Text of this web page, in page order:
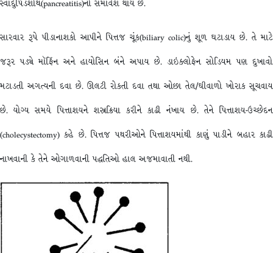
સ્વાદુપિંડશોથ(pancreatitis)નો સમાવેશ થાય છે.
સારવાર રૂપે પીડાનાશકો આપીને પિત્તજ ચૂંક(biliary colic)નું શૂળ ઘટાડાય છે. તે માટે
જરૂર પડ્યે મૉર્ફિન અને હાયોસિન બંને અપાય છે. ડાઇક્લોફેન સોડિયમ પણ દુખાવો
મટાડતી અગત્યની દવા છે. ઊલટી રોકતી દવા તથા ઓછા તેલ/ઘીવાળો ખોરાક સૂચવાય
છે. યોગ્ય સમયે પિત્તાશયને શસ્ત્રક્રિયા કરીને કાઢી નંખાય છે. તેને પિત્તાશય-ઉચ્છેદન
(cholecystectomy) કહે છે. પિત્તજ પથરીઓને પિત્તાશયમાંથી કાણું પાડીને બહાર કાઢી
નાખવાની કે તેને ઓગાળવાની પદ્ધતિઓ હાલ અજમાવાતી નથી.